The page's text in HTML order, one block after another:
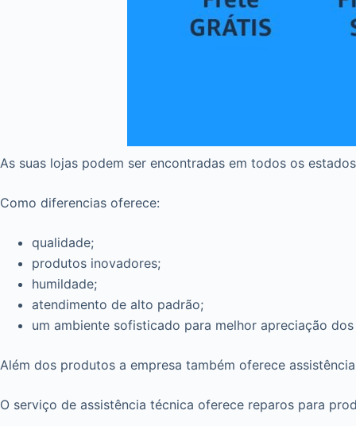
As suas lojas podem ser encontradas em todos os
Como diferencias oferece:
qualidade;
produtos inovadores;
humildade;
atendimento de alto padrão;
um ambiente sofisticado para melhor apreciação
Além dos produtos a empresa também oferece
O serviço de assistência técnica oferece reparos para